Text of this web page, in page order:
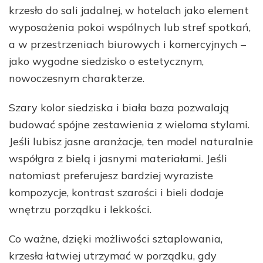
krzesło do sali jadalnej, w hotelach jako element
wyposażenia pokoi wspólnych lub stref spotkań,
a w przestrzeniach biurowych i komercyjnych –
jako wygodne siedzisko o estetycznym,
nowoczesnym charakterze.
Szary kolor siedziska i biała baza pozwalają
budować spójne zestawienia z wieloma stylami.
Jeśli lubisz jasne aranżacje, ten model naturalnie
współgra z bielą i jasnymi materiałami. Jeśli
natomiast preferujesz bardziej wyraziste
kompozycje, kontrast szarości i bieli dodaje
wnętrzu porządku i lekkości.
Co ważne, dzięki możliwości sztaplowania,
krzesła łatwiej utrzymać w porządku, gdy